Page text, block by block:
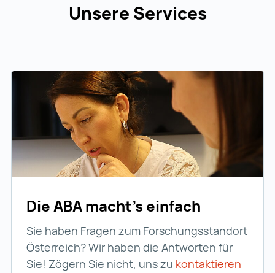
Unsere Services
Die ABA macht’s einfach
Sie haben Fragen zum Forschungsstandort
Österreich? Wir haben die Antworten für
Sie! Zögern Sie nicht, uns zu kontaktieren